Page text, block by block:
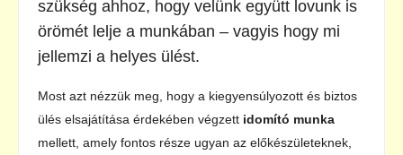
szükség ahhoz, hogy velünk együtt lovunk is
örömét lelje a munkában – vagyis hogy mi
jellemzi a helyes ülést.
Most azt nézzük meg, hogy a kiegyensúlyozott és biztos
ülés elsajátítása érdekében végzett idomító munka
mellett, amely fontos része ugyan az előkészületeknek,